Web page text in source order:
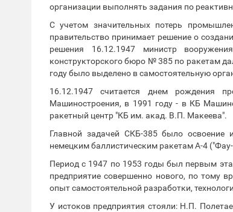
организации выполнять задания по
С учетом значительных потерь
правительство принимает решение о
решения 16.12.1947 министр
конструкторского бюро № 385 по ракетам
году было выделено в самостоятельную
16.12.1947 считается днем рождения
Машиностроения, в 1991 году - в КБ
ракетный центр "КБ им. акад. В.П. Макеева".
Главной задачей СКБ-385 было освоение
немецким баллистическим ракетам А-4
Период с 1947 по 1953 годы был первым
предприятие совершенно нового, по тому
опыт самостоятельной разработки,
У истоков предприятия стояли: Н.П.